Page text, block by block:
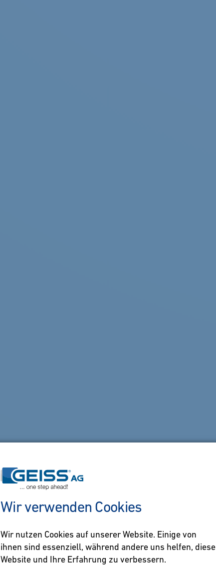
Wir verwenden Cookies
Wir nutzen Cookies auf unserer Website. Einige von
ihnen sind essenziell, während andere uns helfen, diese
Website und Ihre Erfahrung zu verbessern.